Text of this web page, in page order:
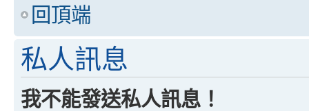
回頂端
私人訊息
我不能發送私人訊息！